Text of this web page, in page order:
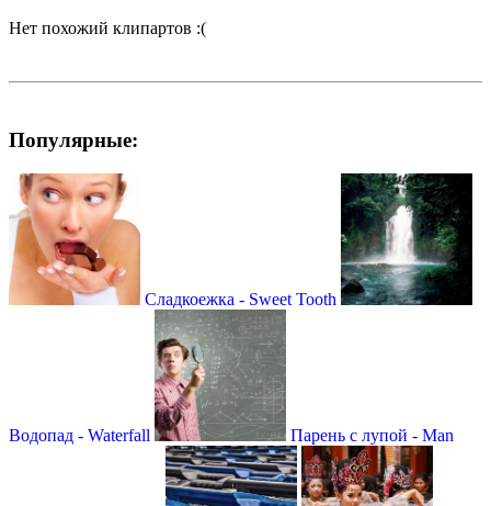
Нет похожий клипартов :(
Популярные:
Сладкоежка - Sweet Tooth
Водопад - Waterfall Парень с лупой - Man